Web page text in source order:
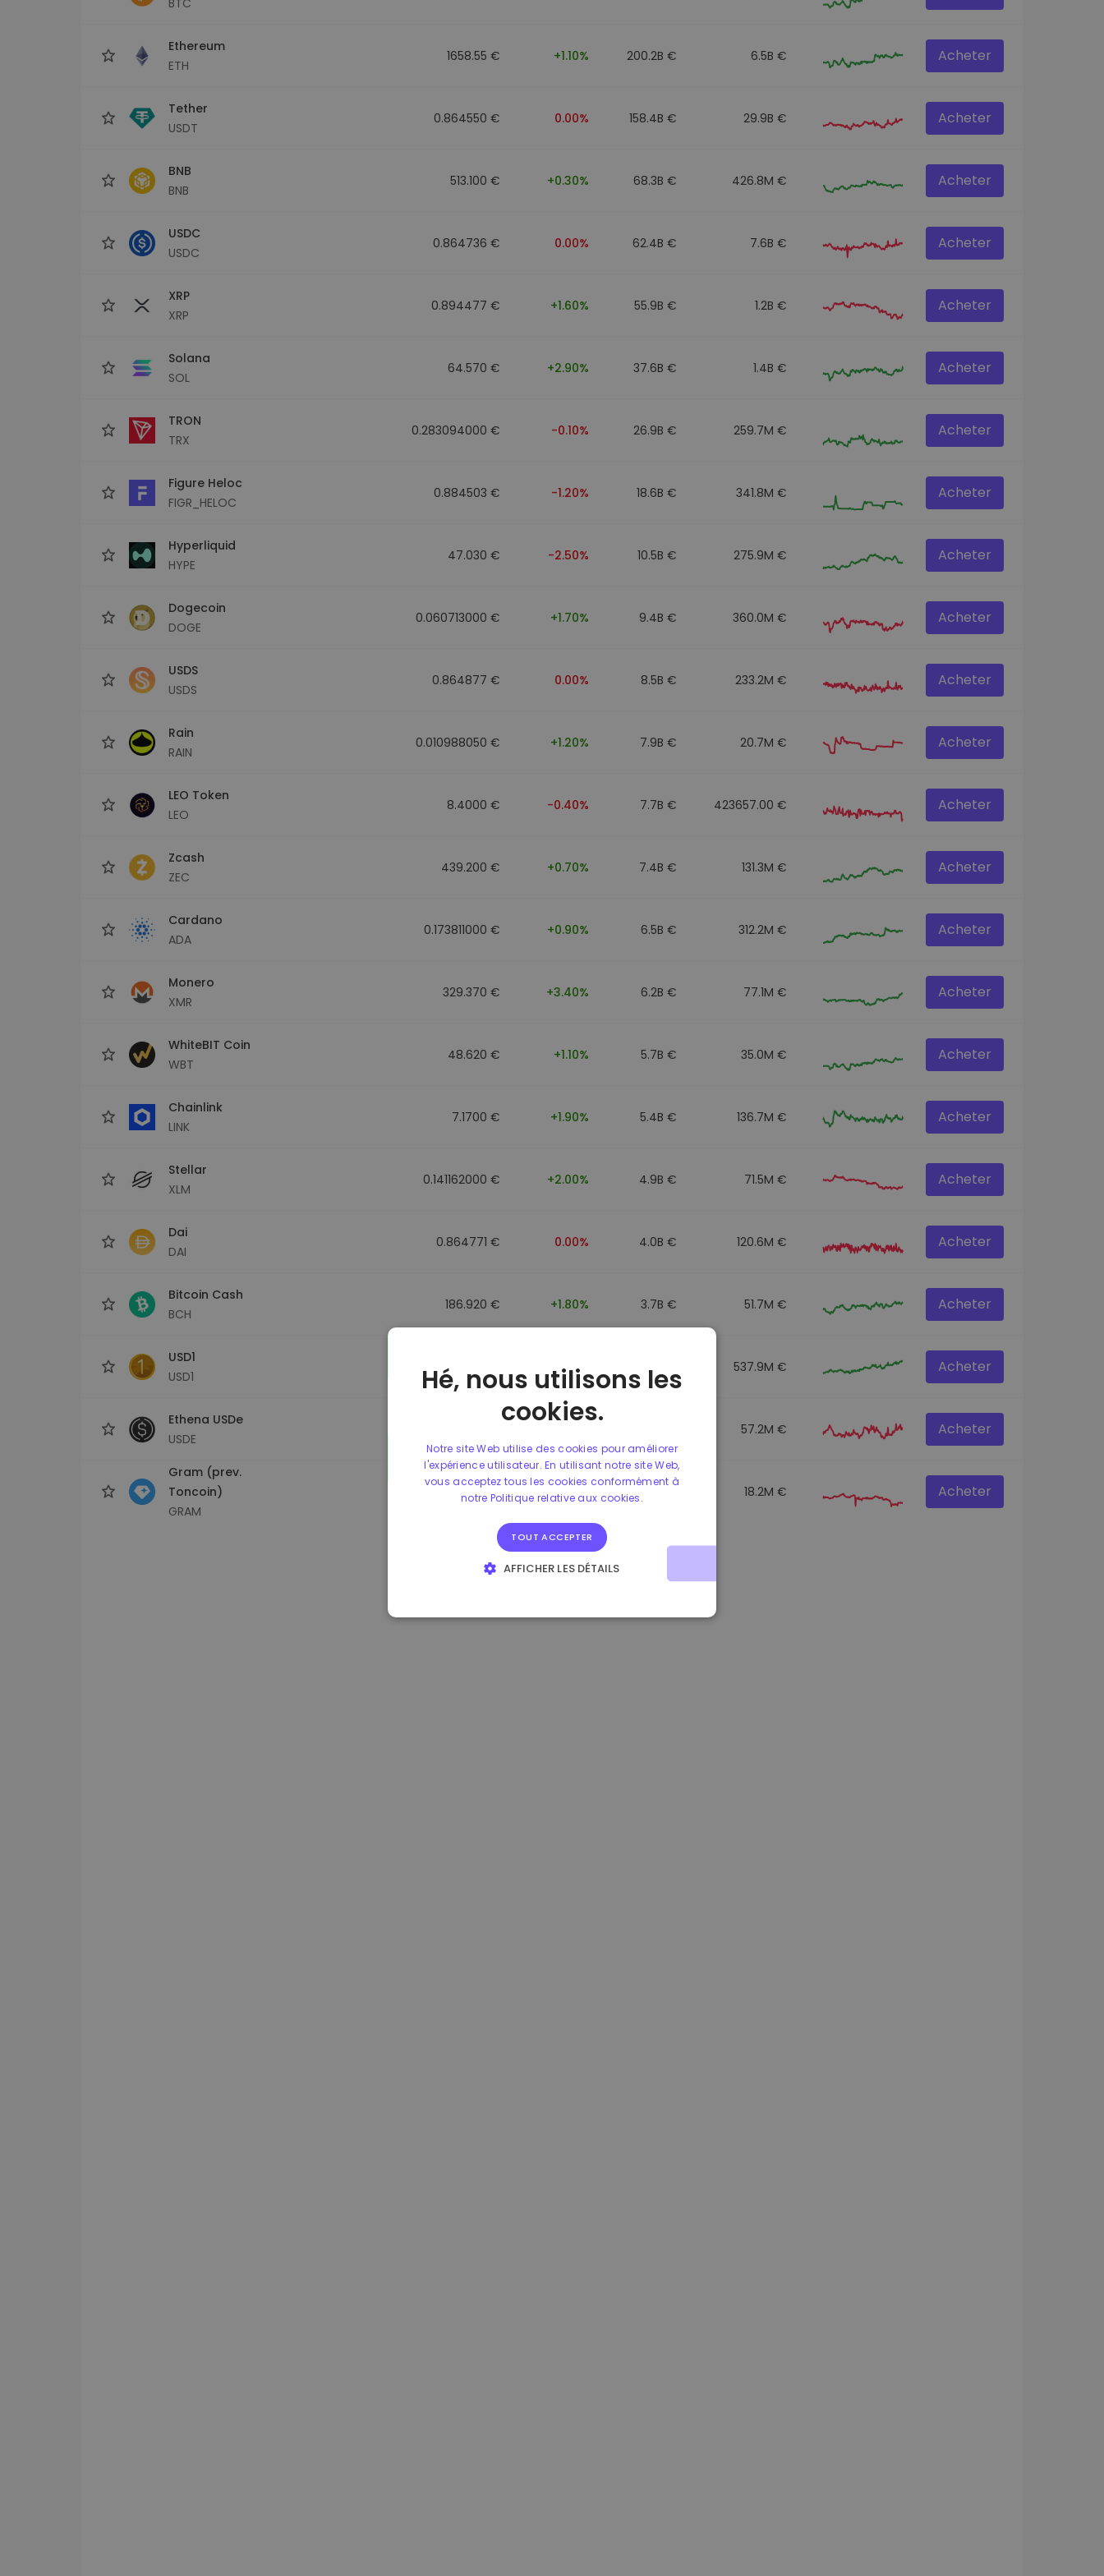
Ethereum
ETH
1658.55 € +1.10% 200.2B € 6.5B € Acheter
Tether
USDT
0.864550 € 0.00% 158.4B € 29.9B € Acheter
BNB
BNB
513.100 € +0.30% 68.3B € 426.8M € Acheter
USDC
USDC
0.864736 € 0.00% 62.4B € 7.6B € Acheter
XRP
XRP
0.894477 € +1.60% 55.9B € 1.2B € Acheter
Solana
SOL
64.570 € +2.90% 37.6B € 1.4B € Acheter
TRON
TRX
0.283094000 € -0.10% 26.9B € 259.7M € Acheter
Figure Heloc
FIGR_HELOC
0.884503 € -1.20% 18.6B € 341.8M € Acheter
Hyperliquid
HYPE
47.030 € -2.50% 10.5B € 275.9M € Acheter
Dogecoin
DOGE
0.060713000 € +1.70% 9.4B € 360.0M € Acheter
USDS
USDS
0.864877 € 0.00% 8.5B € 233.2M € Acheter
Rain
RAIN
0.010988050 € +1.20% 7.9B € 20.7M € Acheter
LEO Token
LEO
8.4000 € -0.40% 7.7B € 423657.00 € Acheter
Zcash
ZEC
439.200 € +0.70% 7.4B € 131.3M € Acheter
Cardano
ADA
0.173811000 € +0.90% 6.5B € 312.2M € Acheter
Monero
XMR
329.370 € +3.40% 6.2B € 77.1M € Acheter
WhiteBIT Coin
WBT
48.620 € +1.10% 5.7B € 35.0M € Acheter
Chainlink
LINK
7.1700 € +1.90% 5.4B € 136.7M € Acheter
Stellar
XLM
0.141162000 € +2.00% 4.9B € 71.5M € Acheter
Dai
DAI
0.864771 € 0.00% 4.0B € 120.6M € Acheter
Bitcoin Cash
BCH
186.920 € +1.80% 3.7B € 51.7M € Acheter
USD1
USD1
0.864917 € 0.00% 3.5B € 537.9M € Acheter
Ethena USDe
USDE
57.2M € Acheter
Gram (prev.
Toncoin)
GRAM
1.170000 € +2.60% 18.2M € Acheter
Hé, nous utilisons les
cookies.
Notre site Web utilise des cookies pour améliorer
l'expérience utilisateur. En utilisant notre site Web,
vous acceptez tous les cookies conformément à
notre Politique relative aux cookies.
TOUT ACCEPTER
AFFICHER LES DÉTAILS